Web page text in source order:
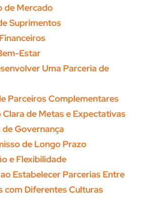
de Mercado
Suprimentos
Estar
Uma Parceria de
Parceiros Complementares
Clara de Metas e Expectativas
Governança
de Longo Prazo
e Flexibilidade
Estabelecer Parcerias Entre
com Diferentes Culturas